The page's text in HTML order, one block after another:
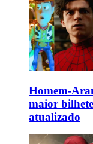
Homem-
maior
atualizado